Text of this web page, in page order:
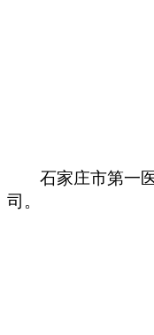
石家庄市第一
司。